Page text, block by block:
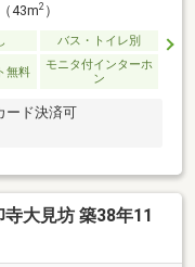
43m2）
バス・トイレ別
無料
モニタ付インターホ
ン
ード決済可
大見坊 築38年11